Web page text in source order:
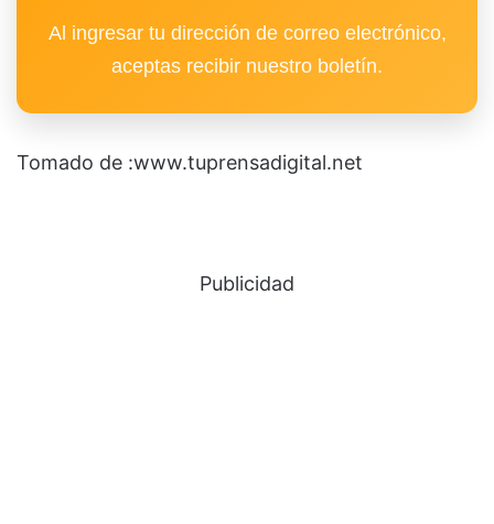
Al ingresar tu dirección de correo electrónico,
aceptas recibir nuestro boletín.
Tomado de :www.tuprensadigital.net
Publicidad